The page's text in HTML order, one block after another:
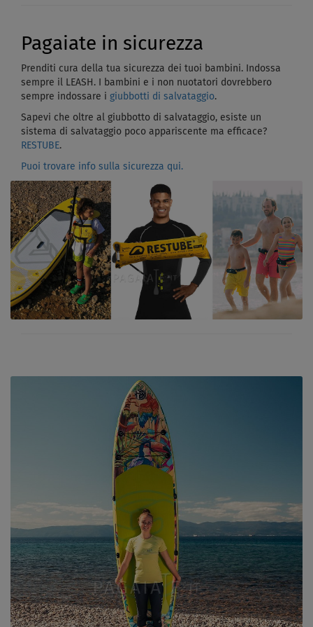
Pagaiate in sicurezza
Prenditi cura della tua sicurezza dei tuoi bambini. Indossa
sempre il LEASH. I bambini e i non nuotatori dovrebbero
sempre indossare i giubbotti di salvataggio.
Sapevi che oltre al giubbotto di salvataggio, esiste un
sistema di salvataggio poco appariscente ma efficace?
RESTUBE.
Puoi trovare info sulla sicurezza qui.